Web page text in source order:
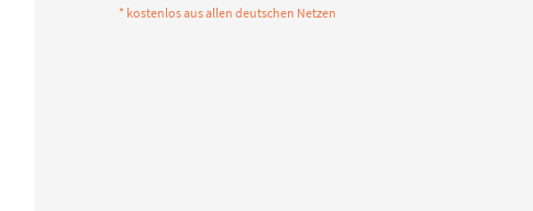
* kostenlos aus allen deutschen Netzen